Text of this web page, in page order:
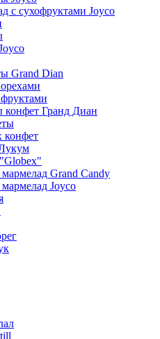
с сухофруктами Joyco
Grand Dian
конфет Гранд Диан
конфет
Grand Candy
Joyco